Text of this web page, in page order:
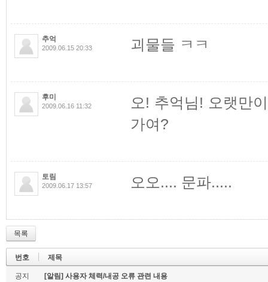
추억
2009.06.15 20:33 괴물들 ㅋㅋ
후미
2009.06.16 11:32
오! 추억님! 오랫만
가여?
토림
2009.06.17 13:57 오오.... 문파.....
목록
번호 제목
공지 [알림] 사용자 체력/내공 오류 관련 내용